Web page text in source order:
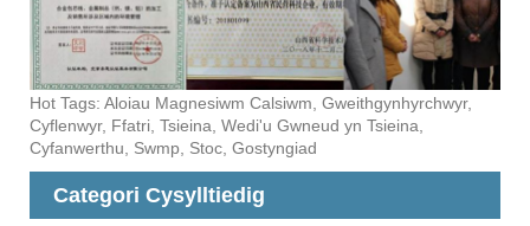
Hot Tags: Aloiau Magnesiwm Calsiwm, Gweithgynhyrchwyr,
Cyflenwyr, Ffatri, Tsieina, Wedi'u Gwneud yn Tsieina,
Cyfanwerthu, Swmp, Stoc, Gostyngiad
Categori Cysylltiedig